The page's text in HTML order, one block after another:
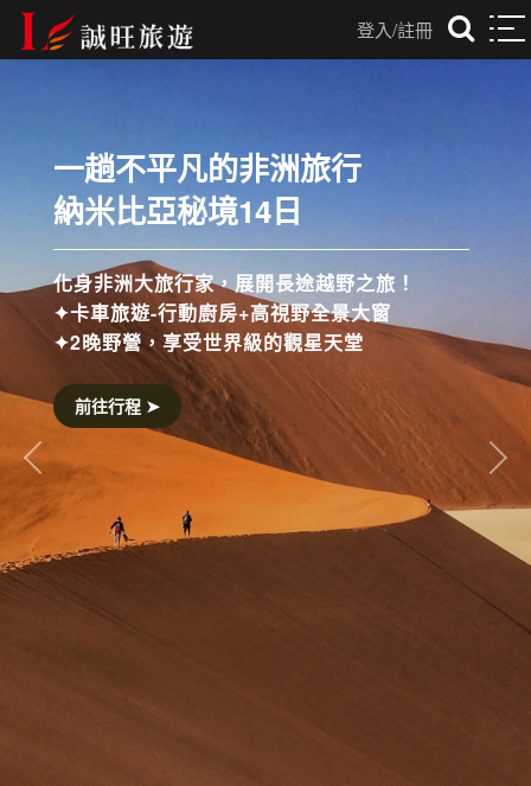
登入/註冊
光是五星住宿還不夠
這趟我們連米其林也打包
從河內米其林餐廳到畢比登小吃，
從祕境蘭夏灣 遊船到湖畔五星旅宿，
我們把北越最迷人的精華，一次呈上。
前往行程 ➤
往前 往後